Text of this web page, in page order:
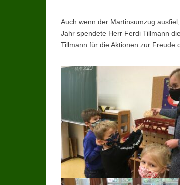
Auch wenn der Martinsumzug
Jahr spendete Herr Ferdi Tillmann
Tillmann für die Aktionen zur Freude